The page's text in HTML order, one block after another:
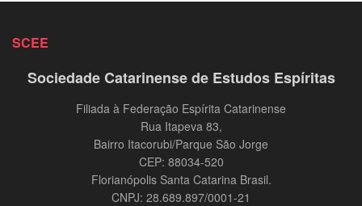
SCEE
Sociedade Catarinense de Estudos Espíritas
Filiada à Federação Espírita Catarinense
Rua Itapeva 83,
Bairro Itacorubi/Parque São Jorge
CEP: 88034-520
Florianópolis Santa Catarina Brasil.
CNPJ: 28.689.897/0001-21